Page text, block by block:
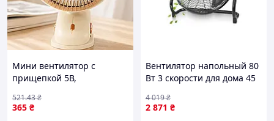
Мини вентилятор с
прищепкой 5В,
/ Настольный вентилятор /
Портативный вентилятор
365 ₴
521.43₴
Вентилятор напольный 80
Вт 3 скорости для дома 45
2 871 ₴
4 019₴